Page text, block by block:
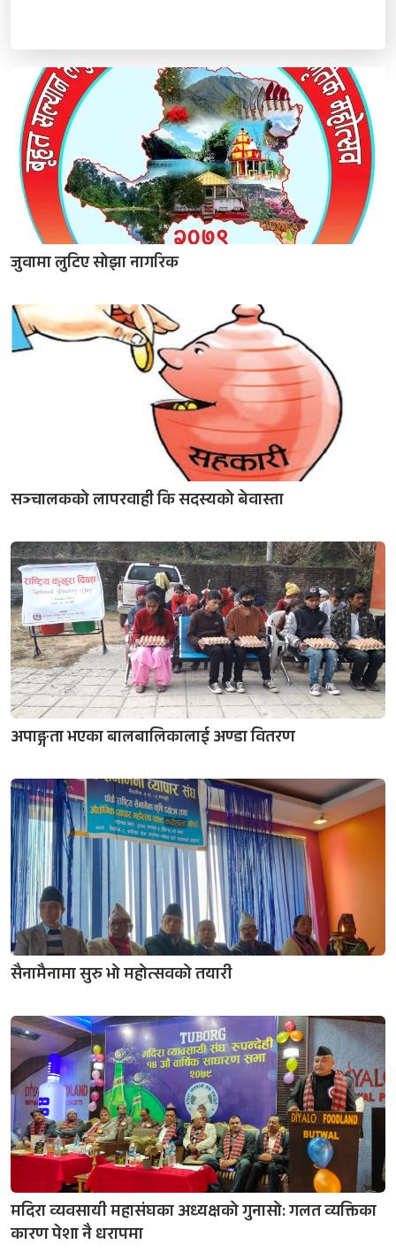
जुवामा लुटिए सोझा नागरिक
सञ्चालकको लापरवाही कि सदस्यको बेवास्ता
अपाङ्गता भएका बालबालिकालाई अण्डा वितरण
सैनामैनामा सुरु भो महोत्सवको तयारी
मदिरा व्यवसायी महासंघका अध्यक्षको गुनासो: गलत व्यक्तिका
कारण पेशा नै धरापमा